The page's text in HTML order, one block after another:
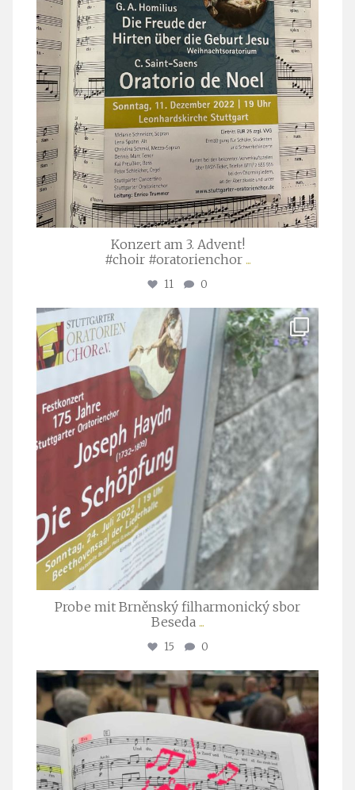
Konzert am 3. Advent!
#choir #oratorienchor ...
11 0
stuttgarter_oratorienchor
Juli 23
Probe mit Brněnský filharmonický sbor
Beseda ...
15 0
stuttgarter_oratorienchor
Juli 23